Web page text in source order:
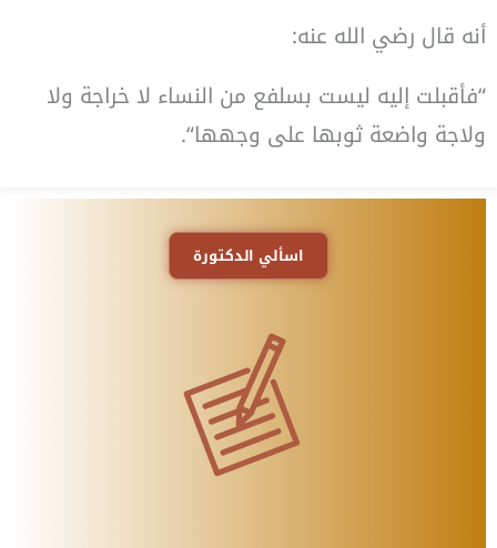
أنه قال رضي الله عنه:
“فأقبلتإليه ليست بسلفع من النساء لا خراجة ولا
ولاجة واضعةثوبها على وجهها“.
اسألي الدكتورة